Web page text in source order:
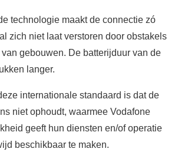
technologie maakt de connectie zó
zich niet laat verstoren door obstakels
gebouwen. De batterijduur van de
langer.
internationale standaard is dat de
niet ophoudt, waarmee Vodafone
geeft hun diensten en/of operatie
beschikbaar te maken.